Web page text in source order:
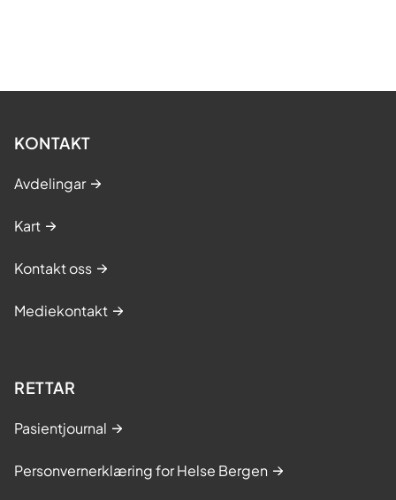
KONTAKT
Avdelingar
Kart
Kontakt oss
Mediekontakt
RETTAR
Pasientjournal
Personvernerklæring for Helse Bergen